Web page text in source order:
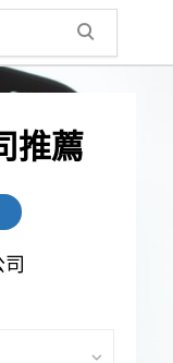
推薦